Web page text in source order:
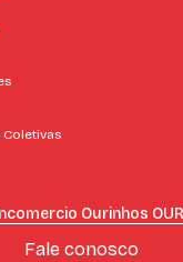
Ourinhos
Fale conosco